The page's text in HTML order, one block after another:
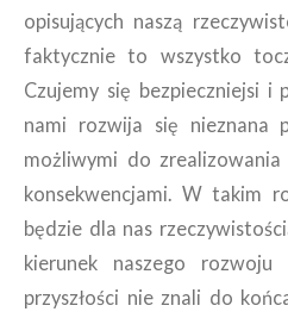
opisujących naszą
faktycznie to wszystko
Czujemy się bezpieczniejsi i
nami rozwija się nieznana
możliwymi do
konsekwencjami. W takim
będzie dla nas
kierunek naszego
przyszłości nie znali do